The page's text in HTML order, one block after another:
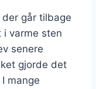
går tilbage
varme sten
senere
gjorde det
mange